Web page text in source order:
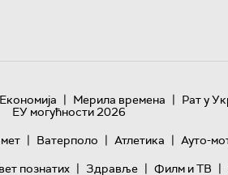
Економија | Мерила времена | Рат у
ЕУ могућности 2026
| Ватерполо | Атлетика | Ауто-
познатих | Здравље | Филм и ТВ |